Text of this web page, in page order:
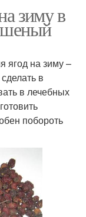
зиму в
ягод на зиму –
в
в лечебных
побороть